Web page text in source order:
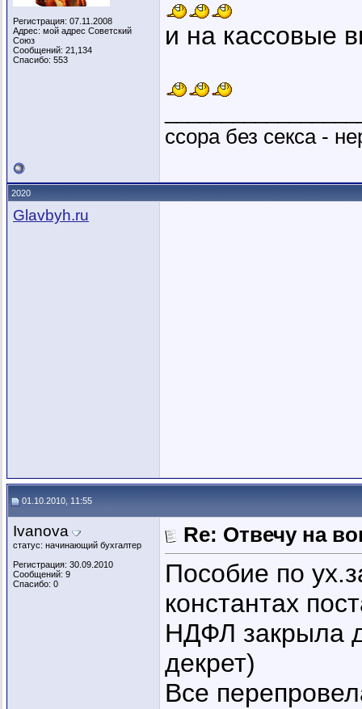
Регистрация: 07.11.2008
Адрес: мой адрес Советский
Союз
Сообщений: 21,134
Спасибо: 553
и на кассовые
ссора без секса -
2020
Glavbyh.ru
01.10.2010, 11:55
Ivanova
статус: начинающий бухгалтер
Регистрация: 30.09.2010
Сообщений: 9
Спасибо: 0
Re: Отвечу на
Пособие по
константах
НДФЛ закрыла
декрет)
Все